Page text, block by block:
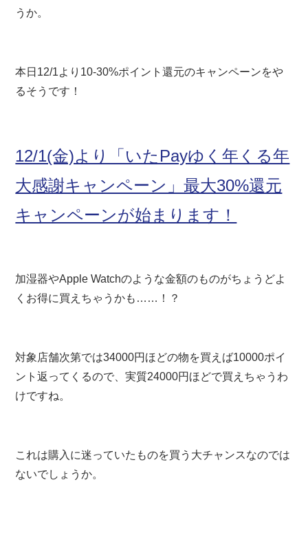
うか。
本日12/1より10-30%ポイント還元のキャンペーンをや
るそうです！
12/1(金)より「いたPayゆく年くる年
大感謝キャンペーン」最大30%還元
キャンペーンが始まります！
加湿器やApple Watchのような金額のものがちょうどよ
くお得に買えちゃうかも……！？
対象店舗次第では34000円ほどの物を買えば10000ポイ
ント返ってくるので、実質24000円ほどで買えちゃうわ
けですね。
これは購入に迷っていたものを買う大チャンスなのでは
ないでしょうか。